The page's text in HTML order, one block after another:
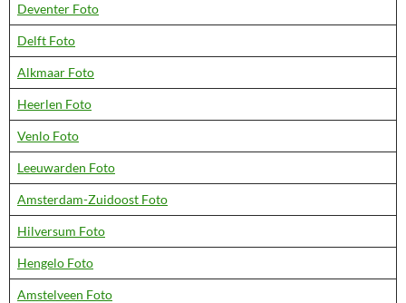
Deventer Foto
Delft Foto
Alkmaar Foto
Heerlen Foto
Venlo Foto
Leeuwarden Foto
Amsterdam-Zuidoost Foto
Hilversum Foto
Hengelo Foto
Amstelveen Foto